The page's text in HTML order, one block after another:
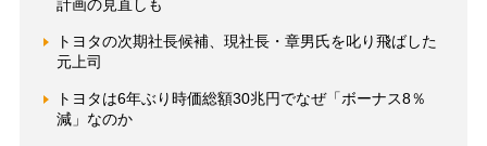
計画の見直しも
トヨタの次期社長候補、現社長・章男氏を叱り飛ばした
元上司
トヨタは6年ぶり時価総額30兆円でなぜ「ボーナス8％
減」なのか